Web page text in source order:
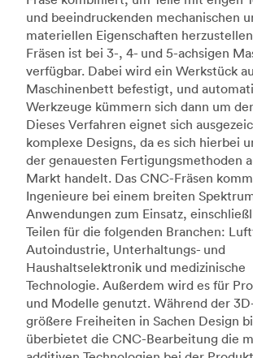
und beeindruckenden mechanischen
materiellen Eigenschaften
Fräsen ist bei 3-, 4- und 5-achsigen
verfügbar. Dabei wird ein Werkstück
Maschinenbett befestigt, und
Werkzeuge kümmern sich dann um
Dieses Verfahren eignet sich
komplexe Designs, da es sich hierbei
der genauesten Fertigungsmethoden
Markt handelt. Das CNC-Fräsen
Ingenieure bei einem breiten
Anwendungen zum Einsatz,
Teilen für die folgenden Branchen:
Autoindustrie, Unterhaltungs- und
Haushaltselektronik und medizinische
Technologie. Außerdem wird es für
und Modelle genutzt. Während der
größere Freiheiten in Sachen Design
überbietet die CNC-Bearbeitung die